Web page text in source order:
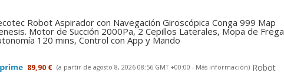
Robot Aspirador con Navegación Giroscópica Conga 999 Map
Motor de Succión 2000Pa, 2 Cepillos Laterales, Mopa de
120 mins, Control con App y Mando
89,90 € (a partir de agosto 8, 2026 08:56 GMT +00:00 - Más información) Robot